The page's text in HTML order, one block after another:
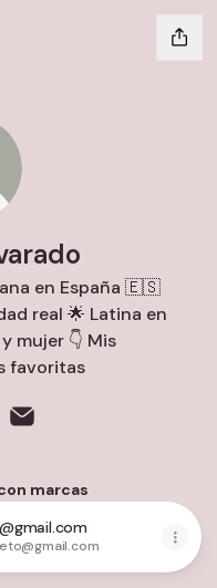
en España 🇪🇸
real 🌟 Latina en
mujer 👇 Mis
favoritas
marcas